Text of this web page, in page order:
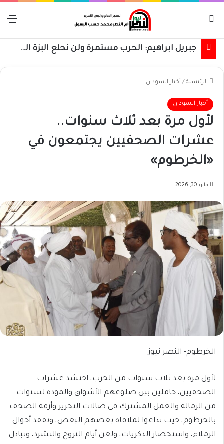
جبريل ابراهيم: الحرب مستمرة ولن نحلع البزة العسكرية حتى استعادة كامل البلاد
الرئيسية / أخبار السودان
أخبار السودان
لأول مرة بعد ثلاث سنوات..
عشرات الصحفيين يجتمعون في
«الخرطوم»
مايو 30, 2026
الخرطوم- النصر نيوز
لأول مرة بعد ثلاث سنوات من الحرب، احتشد عشرات
الصحفيين، حاملين بين ضلوعهم الأشواق والمودة لسنوات
من الزمالة والعمل المشترك في صالات التحرير وأزقة الصحف
بالخرطوم، حيث تداعوا لملاقاة بعضهم البعض، وتفقد أحوال
الزملاء، واستحضار الذكريات، ولعن أيام النزوح والتشرد، وتبادل